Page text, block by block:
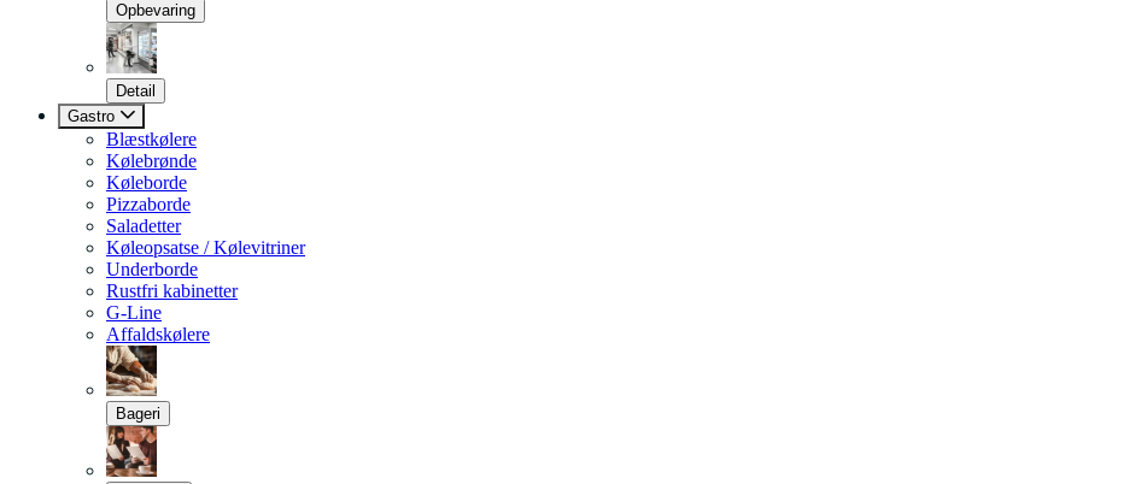
Opbevaring
Detail
Gastro
Blæstkølere
Kølebrønde
Køleborde
Pizzaborde
Saladetter
Køleopsatse / Kølevitriner
Underborde
Rustfri kabinetter
G-Line
Affaldskølere
Bageri